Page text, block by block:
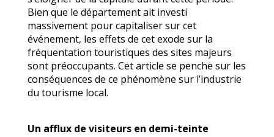
Bien que le département ait investi
massivement pour capitaliser sur cet
événement, les effets de cet exode sur la
fréquentation touristiques des sites majeurs
sont préoccupants. Cet article se penche sur les
conséquences de ce phénomène sur l’industrie
du tourisme local.
Un afflux de visiteurs en demi-teinte